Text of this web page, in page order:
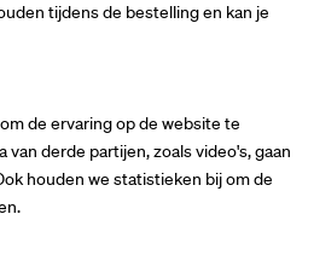
tijdens de bestelling en kan je
de ervaring op de website te
derde partijen, zoals video's, gaan
houden we statistieken bij om de